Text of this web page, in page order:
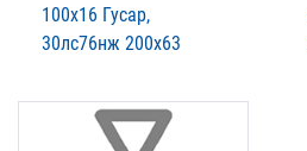
100х16 Гусар,
30лс76нж 200х63